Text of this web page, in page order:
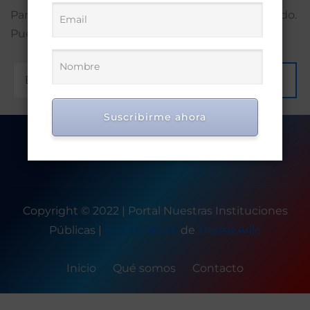
Parece que no encontramos lo que estás buscando.
Puede que una búsqueda te ayude.
Copyright © 2022 | Portal Nuestras Instituciones
Públicas | Seattle News de ThemeArile
Inicio Qué somos Contacto
Suscribirme ahora